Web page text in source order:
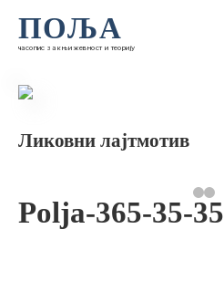
ПОЉА
часопис за књижевност и теорију
Ликовни лајтмотив
Polja-365-35-35